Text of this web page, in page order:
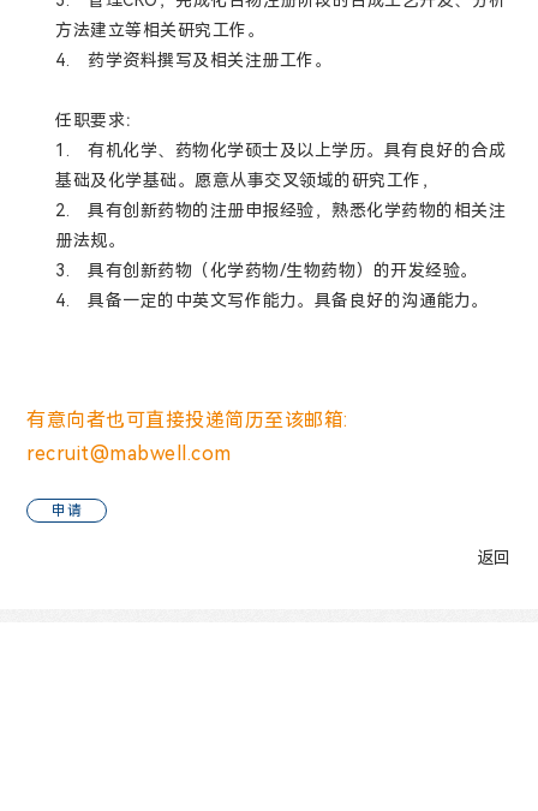
方法建立等相关研究工作。
4.
药学资料撰写及相关注册工作。
任职要求：
1.
有机化学、药物化学硕士及以上学历。具有良好的合成
基础及化学基础。愿意从事交叉领域的研究工作，
2.
具有创新药物的注册申报经验，熟悉化学药物的相关注
册法规。
3.
具有创新药物（化学药物/生物药物）的开发经验。
4.
具备一定的中英文写作能力。具备良好的沟通能力。
有意向者也可直接投递简历至该邮箱:
recruit@mabwell.com
申请
返回